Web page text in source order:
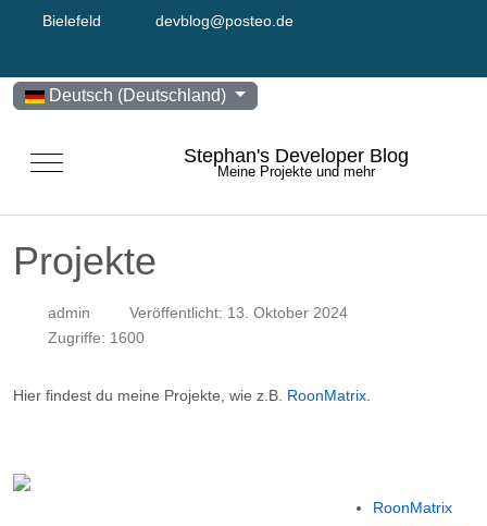
Bielefeld devblog@posteo.de
Sprache auswählen
Deutsch (Deutschland)
Mobile Menu Toggle Stephan's Developer Blog
Meine Projekte und mehr
Projekte
admin
Veröffentlicht: 13. Oktober 2024
Zugriffe: 1600
Hier findest du meine Projekte, wie z.B. RoonMatrix.
RoonMatrix